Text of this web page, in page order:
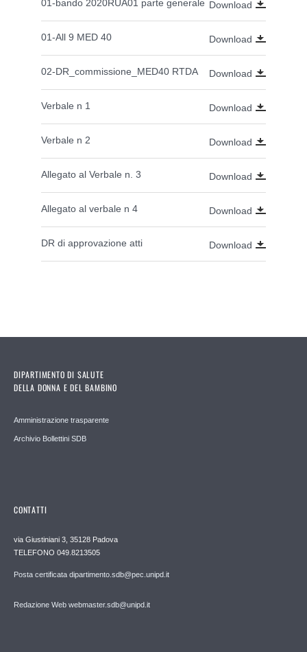
01-bando 2020RUA01 parte generale Download
01-All 9 MED 40 Download
02-DR_commissione_MED40 RTDA Download
Verbale n 1 Download
Verbale n 2 Download
Allegato al Verbale n. 3 Download
Allegato al verbale n 4 Download
DR di approvazione atti Download
DIPARTIMENTO DI SALUTE
DELLA DONNA E DEL BAMBINO
Amministrazione trasparente
Archivio Bollettini SDB
CONTATTI
via Giustiniani 3, 35128 Padova
TELEFONO 049.8213505
Posta certificata dipartimento.sdb@pec.unipd.it
Redazione Web webmaster.sdb@unipd.it